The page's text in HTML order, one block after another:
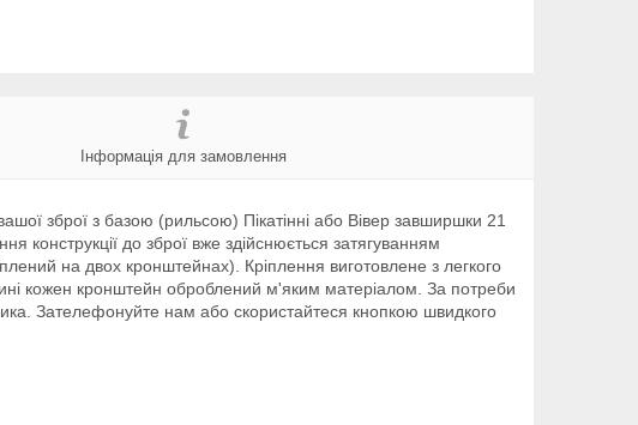
Інформація для замовлення
зброї з базою (рильсою) Пікатінні або Вівер завширшки 21
конструкції до зброї вже здійснюється затягуванням
на двох кронштейнах). Кріплення виготовлене з легкого
кожен кронштейн оброблений м'яким матеріалом. За потреби
Зателефонуйте нам або скористайтеся кнопкою швидкого